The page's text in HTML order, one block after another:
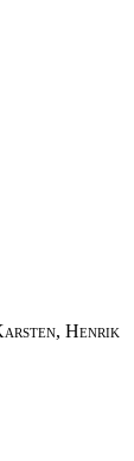
Henrik